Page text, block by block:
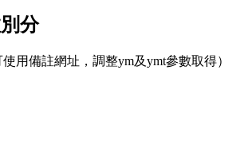
分
用備註網址，調整ym及ymt參數取得）